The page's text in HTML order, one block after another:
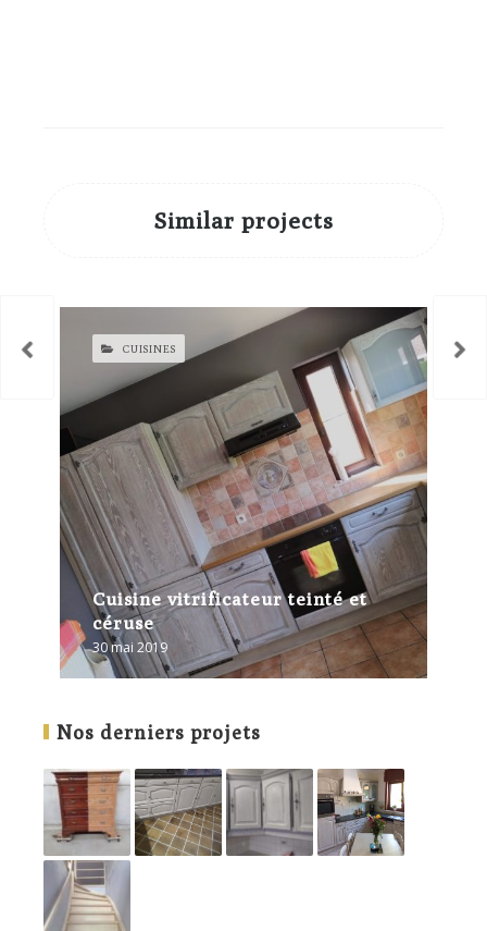
Similar projects
30 mai 2019
Cuisine vitrificateur teinté et
céruse
CUISINES
Nos derniers projets